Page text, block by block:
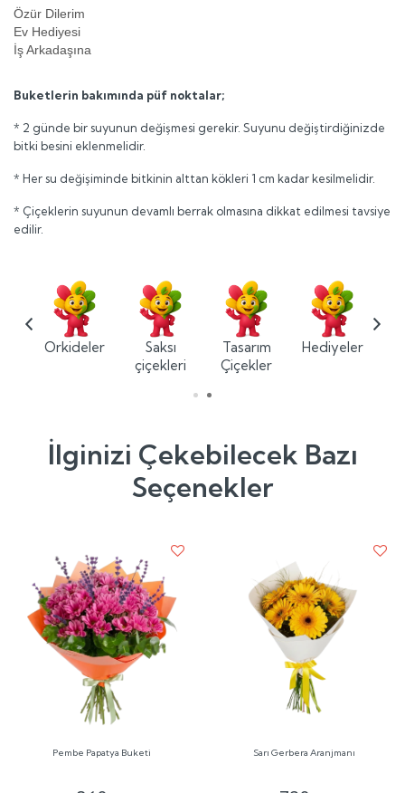
Özür Dilerim
Ev Hediyesi
İş Arkadaşına
Buketlerin bakımında püf noktalar;
* 2 günde bir suyunun değişmesi gerekir. Suyunu değiştirdiğinizde
bitki besini eklenmelidir.
* Her su değişiminde bitkinin alttan kökleri 1 cm kadar kesilmelidir.
* Çiçeklerin suyunun devamlı berrak olmasına dikkat edilmesi tavsiye
edilir.
Orkideler
Saksı
çiçekleri
Tasarım
Çiçekler
Hediyeler
İlginizi Çekebilecek Bazı
Seçenekler
Pembe Papatya Buketi Sarı Gerbera Aranjmanı